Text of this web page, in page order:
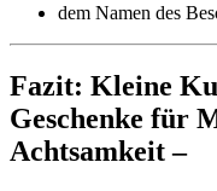
dem Namen des
Fazit: Kleine
Geschenke für
Achtsamkeit –